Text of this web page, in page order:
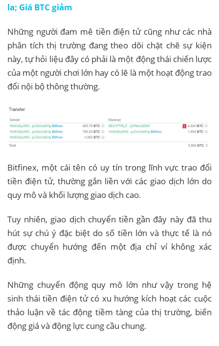
la; Giá BTC giảm
Những người đam mê tiền điện tử cũng như các nhà
phân tích thị trường đang theo dõi chặt chẽ sự kiện
này, tự hỏi liệu đây có phải là một động thái chiến lược
của một người chơi lớn hay có lẽ là một hoạt động trao
đổi nội bộ thông thường.
Bitfinex, một cái tên có uy tín trong lĩnh vực trao đổi
tiền điện tử, thường gắn liền với các giao dịch lớn do
quy mô và khối lượng giao dịch cao.
Tuy nhiên, giao dịch chuyển tiền gần đây này đã thu
hút sự chú ý đặc biệt do số tiền lớn và thực tế là nó
được chuyển hướng đến một địa chỉ ví không xác
định.
Những chuyển động quy mô lớn như vậy trong hệ
sinh thái tiền điện tử có xu hướng kích hoạt các cuộc
thảo luận về tác động tiềm tàng của thị trường, biến
động giá và động lực cung cầu chung.